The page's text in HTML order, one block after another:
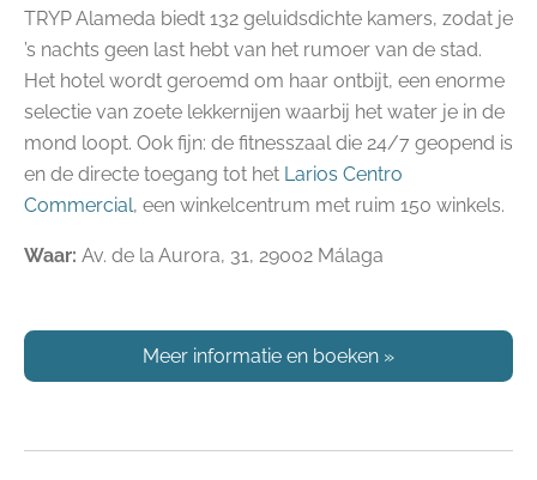
TRYP Alameda biedt 132 geluidsdichte kamers, zodat je
’s nachts geen last hebt van het rumoer van de stad.
Het hotel wordt geroemd om haar ontbijt, een enorme
selectie van zoete lekkernijen waarbij het water je in de
mond loopt. Ook fijn: de fitnesszaal die 24/7 geopend is
en de directe toegang tot het Larios Centro
Commercial, een winkelcentrum met ruim 150 winkels.
Waar: Av. de la Aurora, 31, 29002 Málaga
Meer informatie en boeken »